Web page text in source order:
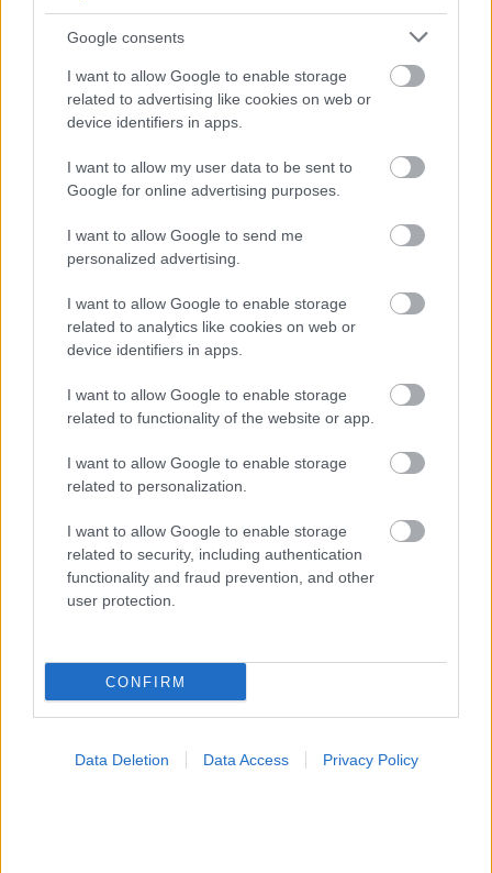
Google consents
I want to allow Google to enable storage
related to advertising like cookies on web or
device identifiers in apps.
I want to allow my user data to be sent to
Google for online advertising purposes.
I want to allow Google to send me
personalized advertising.
I want to allow Google to enable storage
related to analytics like cookies on web or
device identifiers in apps.
I want to allow Google to enable storage
related to functionality of the website or app.
I want to allow Google to enable storage
related to personalization.
I want to allow Google to enable storage
related to security, including authentication
functionality and fraud prevention, and other
user protection.
CONFIRM
Data Deletion Data Access Privacy Policy